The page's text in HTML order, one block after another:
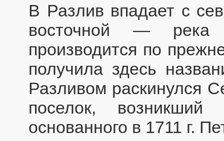
В Разлив впадает с
восточной —
производится по
получила здесь
Разливом раскинулся
поселок, возникший
основанного в 1711 г.